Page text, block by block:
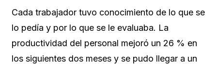
Cada trabajador tuvo conocimiento de lo que se
lo pedía y por lo que se le evaluaba. La
productividad del personal mejoró un 26 % en
los siguientes dos meses y se pudo llegar a un